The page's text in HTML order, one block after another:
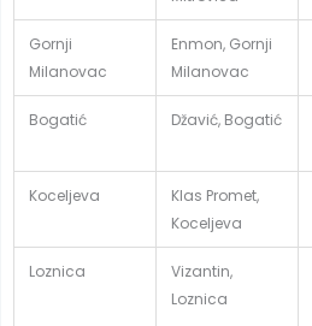
Gornji
Milanovac
Enmon, Gornji
Milanovac
Bogatić Džavić, Bogatić
Koceljeva
Klas Promet,
Koceljeva
Loznica
Vizantin,
Loznica